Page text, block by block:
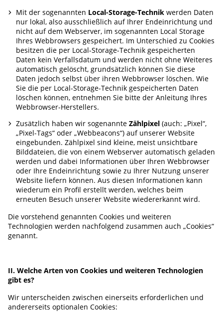
Mit der sogenannten Local-Storage-Technik werden Daten
nur lokal, also ausschließlich auf Ihrer Endeinrichtung und
nicht auf dem Webserver, im sogenannten Local Storage
Ihres Webbrowsers gespeichert. Im Unterschied zu Cookies
besitzen die per Local-Storage-Technik gespeicherten
Daten kein Verfallsdatum und werden nicht ohne Weiteres
automatisch gelöscht, grundsätzlich können Sie diese
Daten jedoch selbst über ihren Webbrowser löschen. Wie
Sie die per Local-Storage-Technik gespeicherten Daten
löschen können, entnehmen Sie bitte der Anleitung Ihres
Webbrowser-Herstellers.
Zusätzlich haben wir sogenannte Zählpixel (auch: „Pixel“,
„Pixel-Tags“ oder „Webbeacons“) auf unserer Website
eingebunden. Zählpixel sind kleine, meist unsichtbare
Bilddateien, die von einem Webserver automatisch geladen
werden und dabei Informationen über Ihren Webbrowser
oder Ihre Endeinrichtung sowie zu Ihrer Nutzung unserer
Website liefern können. Aus diesen Informationen kann
wiederum ein Profil erstellt werden, welches beim
erneuten Besuch unserer Website wiedererkannt wird.
Die vorstehend genannten Cookies und weiteren
Technologien werden nachfolgend zusammen auch „Cookies“
genannt.
II. Welche Arten von Cookies und weiteren Technologien
gibt es?
Wir unterscheiden zwischen einerseits erforderlichen und
andererseits optionalen Cookies: